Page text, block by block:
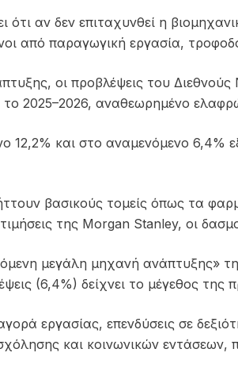
ότι αν δεν επιταχυνθεί η
από παραγωγική εργασία,
οι προβλέψεις του
το 2025–2026, αναθεωρημένο
και στο αναμενόμενο 6,4%
βασικούς τομείς όπως τα
της Morgan Stanley, οι
μεγάλη μηχανή
(6,4%) δείχνει το μέγεθος της
εργασίας, επενδύσεις σε
και κοινωνικών εντάσεων,